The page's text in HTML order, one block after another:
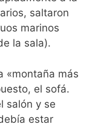
saltaron
marinos
la sala).
«montaña más
el sofá.
salón y se
estar